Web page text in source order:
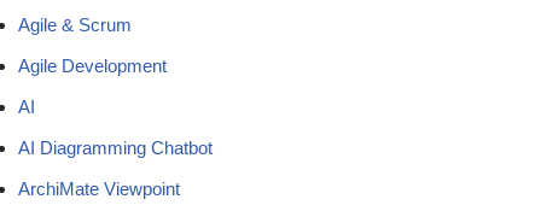
Agile & Scrum
Agile Development
AI
AI Diagramming Chatbot
ArchiMate Viewpoint